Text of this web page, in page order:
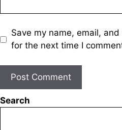
Save my name, email,
for the next time I
Search